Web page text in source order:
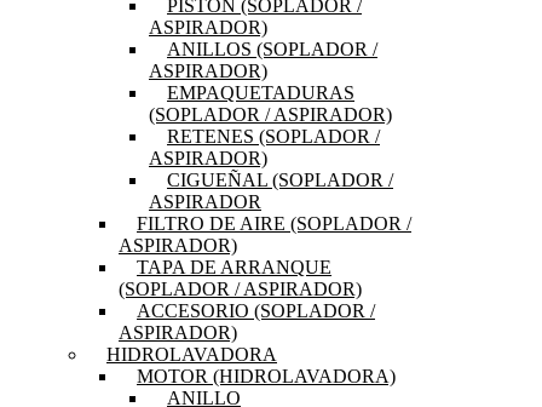
PISTON (SOPLADOR /
ASPIRADOR)
ANILLOS (SOPLADOR /
ASPIRADOR)
EMPAQUETADURAS
(SOPLADOR / ASPIRADOR)
RETENES (SOPLADOR /
ASPIRADOR)
CIGUEÑAL (SOPLADOR /
ASPIRADOR
FILTRO DE AIRE (SOPLADOR /
ASPIRADOR)
TAPA DE ARRANQUE
(SOPLADOR / ASPIRADOR)
ACCESORIO (SOPLADOR /
ASPIRADOR)
HIDROLAVADORA
MOTOR (HIDROLAVADORA)
ANILLO